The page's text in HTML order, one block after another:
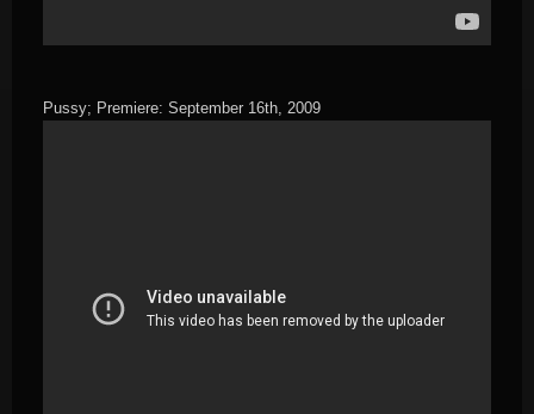
Pussy; Premiere: September 16th, 2009